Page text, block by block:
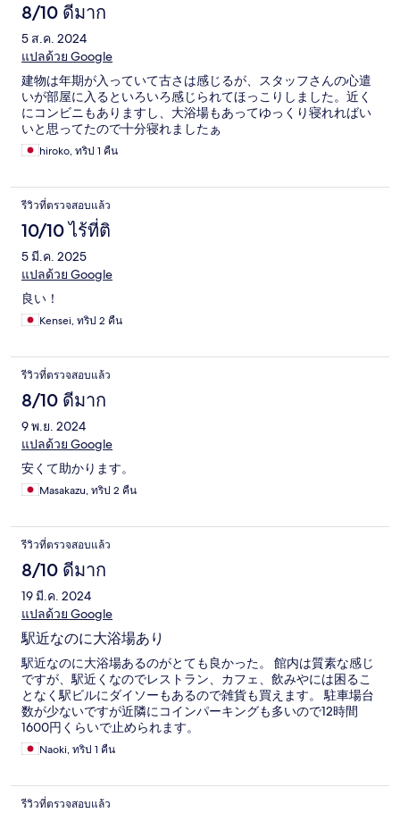
8/10 ดีมาก
5 ส.ค. 2024
แปลด้วย Google
建物は年期が入っていて古さは感じるが、スタッフさんの心遣
いが部屋に入るといろいろ感じられてほっこりしました。近く
にコンビニもありますし、大浴場もあってゆっくり寝れればい
いと思ってたので十分寝れましたぁ
hiroko, ทริป 1 คืน
รีวิวที่ตรวจสอบแล้ว
10/10 ไร้ที่ติ
5 มี.ค. 2025
แปลด้วย Google
良い！
Kensei, ทริป 2 คืน
รีวิวที่ตรวจสอบแล้ว
8/10 ดีมาก
9 พ.ย. 2024
แปลด้วย Google
安くて助かります。
Masakazu, ทริป 2 คืน
รีวิวที่ตรวจสอบแล้ว
8/10 ดีมาก
19 มี.ค. 2024
แปลด้วย Google
駅近なのに大浴場あり
駅近なのに大浴場あるのがとても良かった。 館内は質素な感じ
ですが、駅近くなのでレストラン、カフェ、飲みやには困るこ
となく駅ビルにダイソーもあるので雑貨も買えます。 駐車場台
数が少ないですが近隣にコインパーキングも多いので12時間
1600円くらいで止められます。
Naoki, ทริป 1 คืน
รีวิวที่ตรวจสอบแล้ว